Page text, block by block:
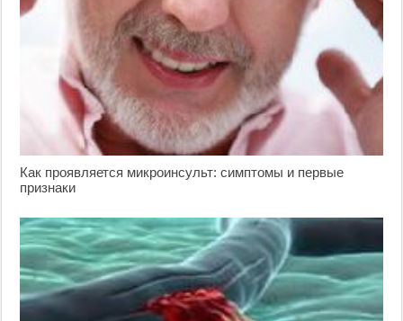
Как проявляется микроинсульт: симптомы и первые
признаки